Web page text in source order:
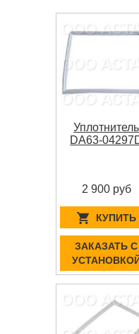
Уплотнитель
DA63-
2 900 руб
КУПИТЬ
ЗАКАЗАТЬ С